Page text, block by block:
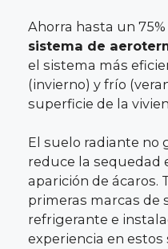
Ahorra hasta un
sistema de
el sistema más
(invierno) y frío
superficie de la
El suelo radiante no
reduce la sequedad
aparición de ácaros.
primeras marcas de
refrigerante e
experiencia en estos